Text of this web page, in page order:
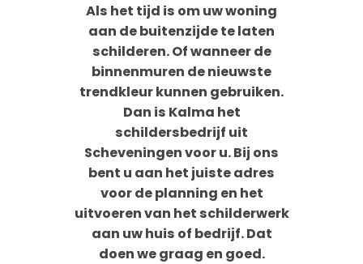
Als het tijd is om uw woning
aan de buitenzijde te laten
schilderen. Of wanneer de
binnenmuren de nieuwste
trendkleur kunnen gebruiken.
Dan is Kalma het
schildersbedrijf uit
Scheveningen voor u. Bij ons
bent u aan het juiste adres
voor de planning en het
uitvoeren van het schilderwerk
aan uw huis of bedrijf. Dat
doen we graag en goed.